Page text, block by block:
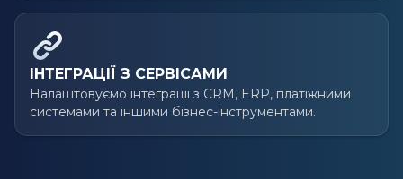
ІНТЕГРАЦІЇ З СЕРВІСАМИ
Налаштовуємо інтеграції з CRM, ERP, платіжними
системами та іншими бізнес-інструментами.